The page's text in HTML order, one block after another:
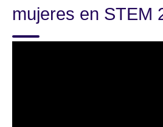
mujeres en STEM